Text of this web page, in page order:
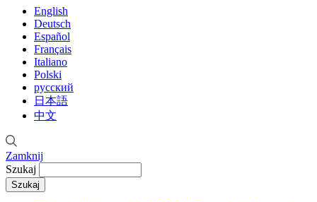
English
Deutsch
Español
Français
Italiano
Polski
русский
日本語
中文
Zamknij
Szukaj